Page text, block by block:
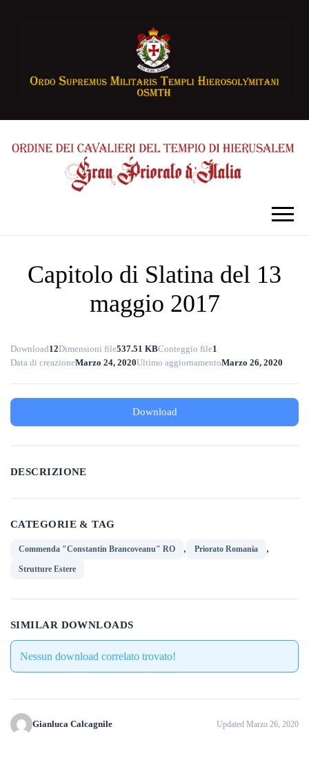
Capitolo di Slatina del 13
maggio 2017
Download12Dimensioni file537.51 KBConteggio file1
Data di creazioneMarzo 24, 2020Ultimo aggiornamentoMarzo 26, 2020
Download
DESCRIZIONE
CATEGORIE & TAG
Commenda "Constantin Brancoveanu" RO , Priorato Romania ,
Strutture Estere
SIMILAR DOWNLOADS
Nessun download correlato trovato!
Gianluca Calcagnile Updated Marzo 26, 2020